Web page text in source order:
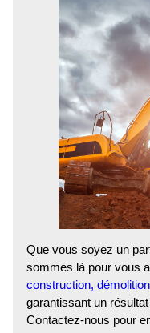
Que vous soyez un
sommes là pour vous
construction,
garantissant un
Contactez-nous pour